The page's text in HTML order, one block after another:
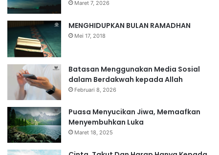
Maret 7, 2026
MENGHIDUPKAN BULAN RAMADHAN
Mei 17, 2018
Batasan Menggunakan Media Sosial
dalam Berdakwah kepada Allah
Februari 8, 2026
Puasa Menyucikan Jiwa, Memaafkan
Menyembuhkan Luka
Maret 18, 2025